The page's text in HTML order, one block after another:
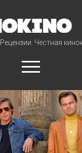
Честная
open
menu
Фильмы
Сериалы
Мультфильмы